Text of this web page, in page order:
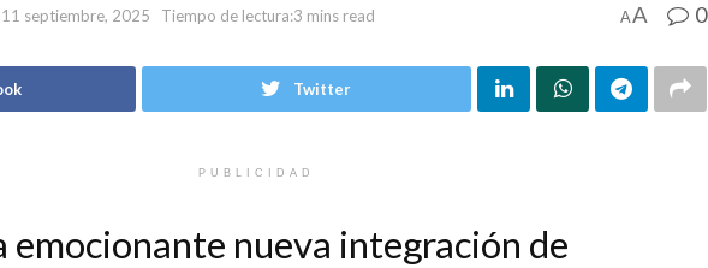
11 septiembre, 2025 Tiempo de lectura:3 mins read AA 0
Twitter
PUBLICIDAD
emocionante nueva integración de